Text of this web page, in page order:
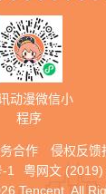
动漫微信小
程序
合作 侵权反馈
1
粤网文
Tencent. All